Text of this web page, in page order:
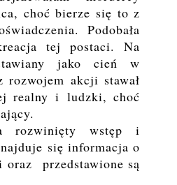
choć bierze się to z
Podobała
tej postaci. Na
jako cień w
rozwojem akcji stawał
realny i ludzki, choć
rozwinięty wstęp i
się informacja o
oraz przedstawione są